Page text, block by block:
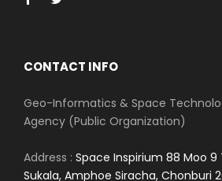
CONTACT INFO
Geo-Informatics & Space
Agency (Public Organization)
Address : Space Inspirium 88 Moo
Sukala, Amphoe Siracha, Chonburi